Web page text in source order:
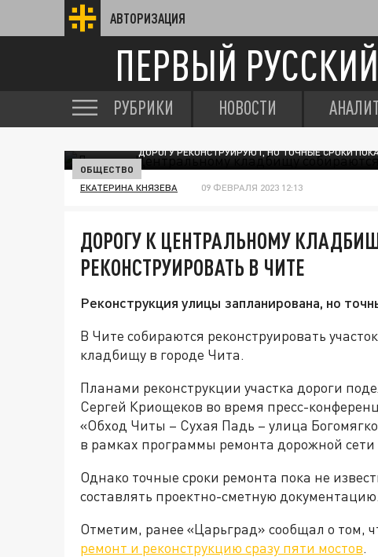
АВТОРИЗАЦИЯ
ПЕРВЫЙ РУССКИЙ
РУБРИКИ НОВОСТИ
ДОРОГУ РЕКОНСТРУИРУЮТ, НО ТОЧНЫЕ СРОКИ ПОКА
ОБЩЕСТВО
ЕКАТЕРИНА КНЯЗЕВА 09 ФЕВРАЛЯ 2023 12:13
ДОРОГУ К ЦЕНТРАЛЬНОМУ
РЕКОНСТРУИРОВАТЬ В ЧИТЕ
Реконструкция улицы запланирована, но
В Чите собираются реконструировать
кладбищу в городе Чита.
Планами реконструкции участка дороги
Сергей Криощеков во время пресс-
«Обход Читы – Сухая Падь – улица
в рамках программы ремонта дорожной сети
Однако точные сроки ремонта пока не
составлять проектно-сметную
Отметим, ранее «Царьград» сообщал о том,
ремонт и реконструкцию сразу пяти мостов.